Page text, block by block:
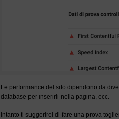
Le performance del sito dipendono da
database per inserirli nella pagina, ecc.
Intanto ti suggerirei di fare una prova